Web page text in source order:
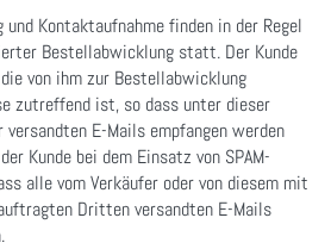
Kontaktaufnahme finden in der Regel
Bestellabwicklung statt. Der Kunde
von ihm zur Bestellabwicklung
zutreffend ist, so dass unter dieser
versandten E-Mails empfangen werden
Kunde bei dem Einsatz von SPAM-
alle vom Verkäufer oder von diesem mit
Dritten versandten E-Mails